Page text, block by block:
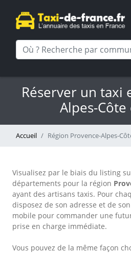
Réserver un taxi
Alpes-
Accueil Région Provence-Alpes-
Visualisez par le biais du listing
départements pour la région
ayant des artisans taxis. Pour
disposez de son adresse et de
mobile pour commander une
prise en charge immédiate.
Vous pouvez de la même façon